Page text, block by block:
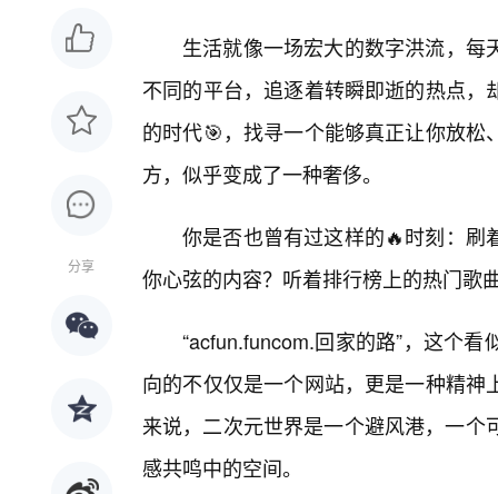
分享
生活就像一场宏大的数字洪流，
不同的平台，追逐着转瞬即逝的热点
的时代🎯，找寻一个能够真正让你放
方，似乎变成了一种奢侈。
你是否也曾有过这样的🔥时刻：刷
你心弦的内容？听着排行榜上的热门歌
“acfun.funcom.回家的路”，这个
向的不仅仅是一个网站，更是一种精
来说，二次元世界是一个避风港，一
感共鸣中的空间。